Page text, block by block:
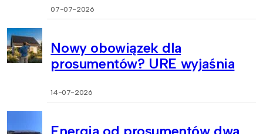
07-07-2026
Nowy obowiązek dla
prosumentów? URE wyjaśnia
14-07-2026